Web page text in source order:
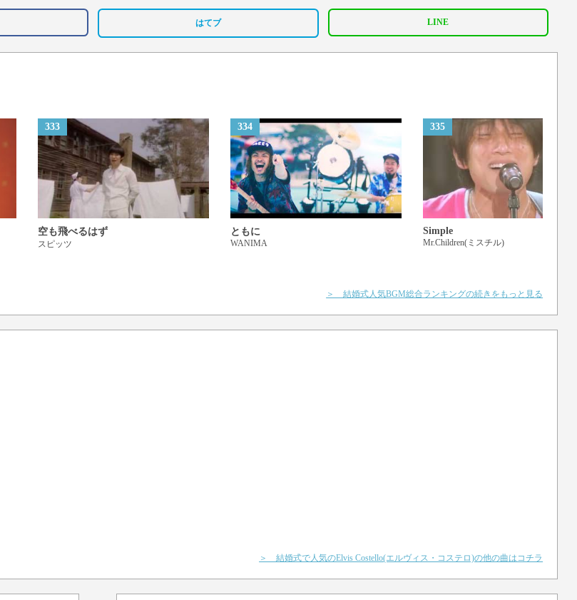
はてブ LINE
333
空も飛べるはず
スピッツ
334
ともに
WANIMA
335
Simple
Mr.Children(ミスチル)
＞ 結婚式人気BGM総合ランキングの続きをもっと見る
＞ 結婚式で人気のElvis Costello(エルヴィス・コステロ)の他の曲はコチラ